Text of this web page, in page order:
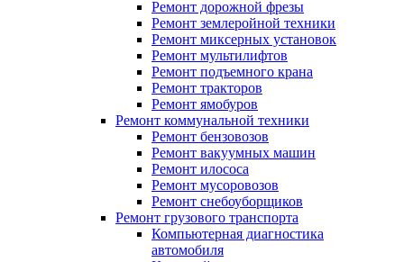
Ремонт дорожной фрезы
Ремонт землеройной техники
Ремонт миксерных установок
Ремонт мультилифтов
Ремонт подъемного крана
Ремонт тракторов
Ремонт ямобуров
Ремонт коммунальной техники
Ремонт бензовозов
Ремонт вакуумных машин
Ремонт илососа
Ремонт мусоровозов
Ремонт снебоуборщиков
Ремонт грузового транспорта
Компьютерная диагностика
автомобиля